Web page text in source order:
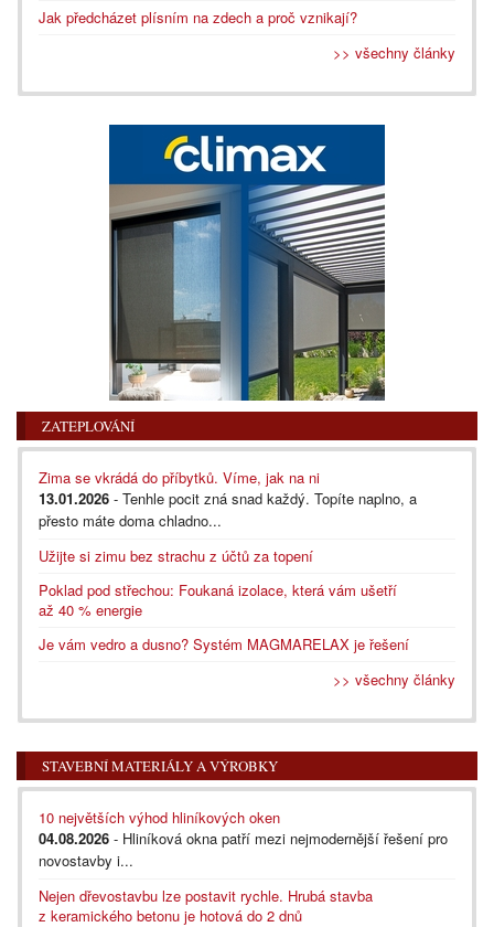
Jak předcházet plísním na zdech a proč vznikají?
>> všechny články
ZATEPLOVÁNÍ
Zima se vkrádá do příbytků. Víme, jak na ni
13.01.2026 - Tenhle pocit zná snad každý. Topíte naplno, a
přesto máte doma chladno...
Užijte si zimu bez strachu z účtů za topení
Poklad pod střechou: Foukaná izolace, která vám ušetří
až 40 % energie
Je vám vedro a dusno? Systém MAGMARELAX je řešení
>> všechny články
STAVEBNÍ MATERIÁLY A VÝROBKY
10 největších výhod hliníkových oken
04.08.2026 - Hliníková okna patří mezi nejmodernější řešení pro
novostavby i...
Nejen dřevostavbu lze postavit rychle. Hrubá stavba
z keramického betonu je hotová do 2 dnů